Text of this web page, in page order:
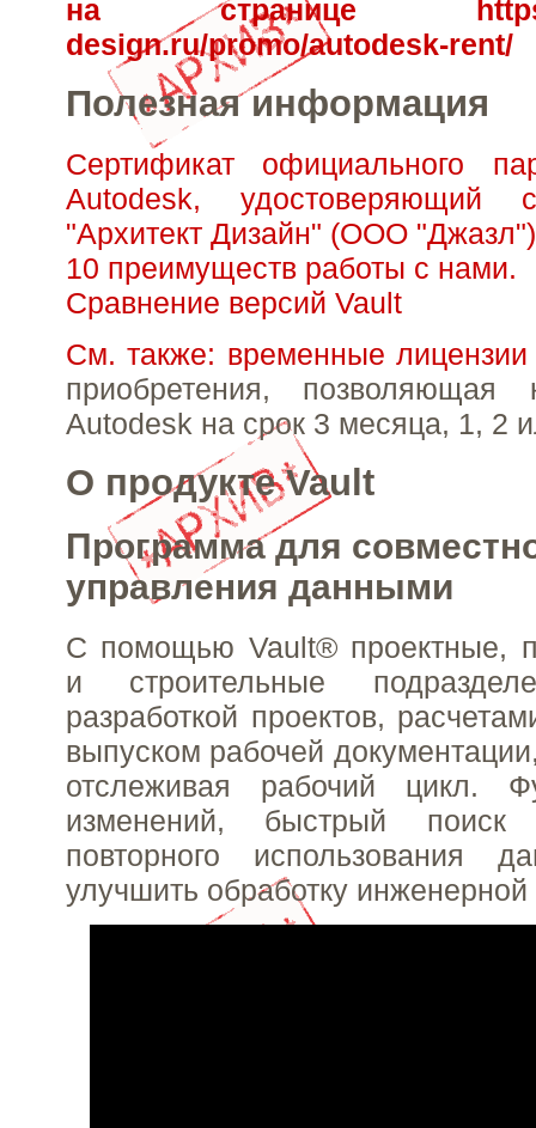
на странице
design.ru/promo/autodesk-rent/
Полезная информация
Сертификат официального
Autodesk, удостоверяющий
"Архитект Дизайн" (ООО "Джазл")
10 преимуществ работы с нами.
Сравнение версий Vault
См. также: временные
приобретения, позволяющая
Autodesk на срок 3 месяца, 1, 2
О продукте Vault
Программа для
управления данными
С помощью Vault® проектные,
и строительные
разработкой проектов,
выпуском рабочей
отслеживая рабочий цикл.
изменений, быстрый поиск
повторного использования
улучшить обработку